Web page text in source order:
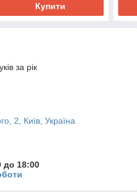
Купити
за рік
2, Київ, Україна
до 18:00